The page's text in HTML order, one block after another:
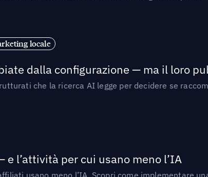
locale
dalla configurazione — ma il loro
che la ricerca AI legge per decidere se
l’attività per cui usano meno l’IA
usano meno l’IA. Scopri come implementare